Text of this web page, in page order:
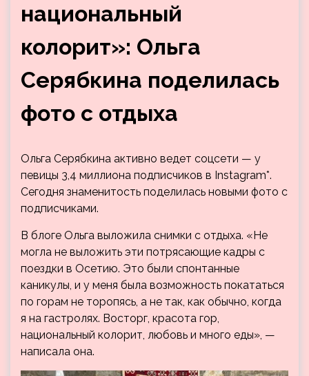
национальный
колорит»: Ольга
Серябкина поделилась
фото с отдыха
Ольга Серябкина активно ведет соцсети — у
певицы 3,4 миллиона подписчиков в Instagram*.
Сегодня знаменитость поделилась новыми фото с
подписчиками.
В блоге Ольга выложила снимки с отдыха. «Не
могла не выложить эти потрясающие кадры с
поездки в Осетию. Это были спонтанные
каникулы, и у меня была возможность покататься
по горам не торопясь, а не так, как обычно, когда
я на гастролях. Восторг, красота гор,
национальный колорит, любовь и много еды», —
написала она.